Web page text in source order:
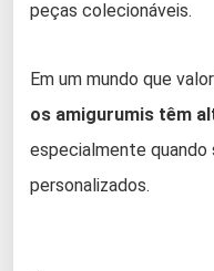
peças colecionáveis.
Em um mundo que
os amigurumis têm
especialmente
personalizados.